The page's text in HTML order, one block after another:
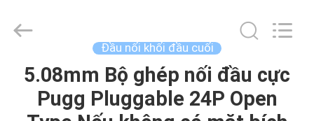
TRANG
CHỦ
GUANGDONG)
Reserved.
Đầu nối khối đầu cuối
5.08mm Bộ ghép nối đầu cực
Pugg Pluggable 24P Open